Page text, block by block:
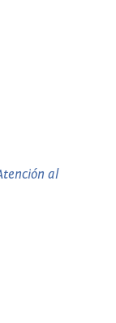
al